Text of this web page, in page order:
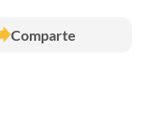
Comparte